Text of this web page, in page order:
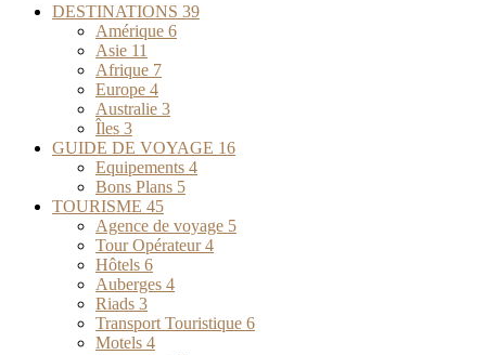
DESTINATIONS 39
Amérique 6
Asie 11
Afrique 7
Europe 4
Australie 3
Îles 3
GUIDE DE VOYAGE 16
Equipements 4
Bons Plans 5
TOURISME 45
Agence de voyage 5
Tour Opérateur4
Hôtels 6
Auberges 4
Riads 3
Transport Touristique 6
Motels 4